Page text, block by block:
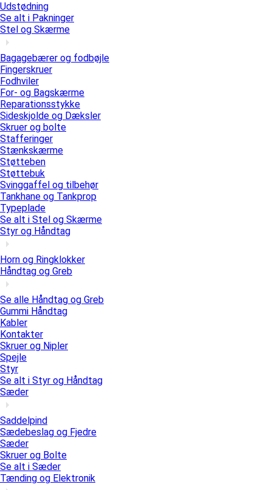
Udstødning
Se alt i Pakninger
Stel og Skærme
Bagagebærer og fodbøjle
Fingerskruer
Fodhviler
For- og Bagskærme
Reparationsstykke
Sideskjolde og Dæksler
Skruer og bolte
Stafferinger
Stænkskærme
Støtteben
Støttebuk
Svinggaffel og tilbehør
Tankhane og Tankprop
Typeplade
Se alt i Stel og Skærme
Styr og Håndtag
Horn og Ringklokker
Håndtag og Greb
Se alle Håndtag og Greb
Gummi Håndtag
Kabler
Kontakter
Skruer og Nipler
Spejle
Styr
Se alt i Styr og Håndtag
Sæder
Saddelpind
Sædebeslag og Fjedre
Sæder
Skruer og Bolte
Se alt i Sæder
Tænding og Elektronik